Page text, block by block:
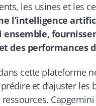
les usines et les
l’intelligence
ensemble,
des performances
cette plateforme
et d’ajuster